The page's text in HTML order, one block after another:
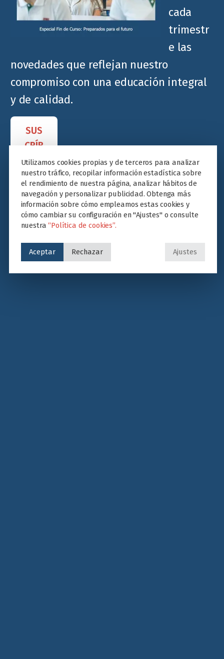
cada
trimestr
e las
novedades que reflejan nuestro
compromiso con una educación integral
y de calidad.
SUS
CRÍB
ETE
Utilizamos cookies propias y de terceros para analizar
nuestro tráfico, recopilar información estadística sobre
el rendimiento de nuestra página, analizar hábitos de
navegación y personalizar publicidad. Obtenga más
información sobre cómo empleamos estas cookies y
cómo cambiar su configuración en "Ajustes" o consulte
nuestra“Política de cookies”.
Aceptar Rechazar Ajustes